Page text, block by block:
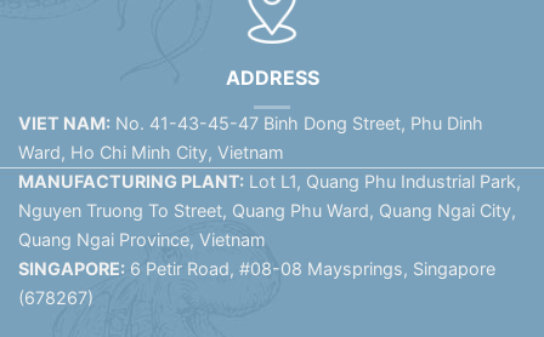
ADDRESS
VIET NAM: No. 41-43-45-47 Binh Dong Street, Phu Dinh
Ward, Ho Chi Minh City, Vietnam
MANUFACTURING PLANT: Lot L1, Quang Phu Industrial Park,
Nguyen Truong To Street, Quang Phu Ward, Quang Ngai City,
Quang Ngai Province, Vietnam
SINGAPORE: 6 Petir Road, #08-08 Maysprings, Singapore
(678267)